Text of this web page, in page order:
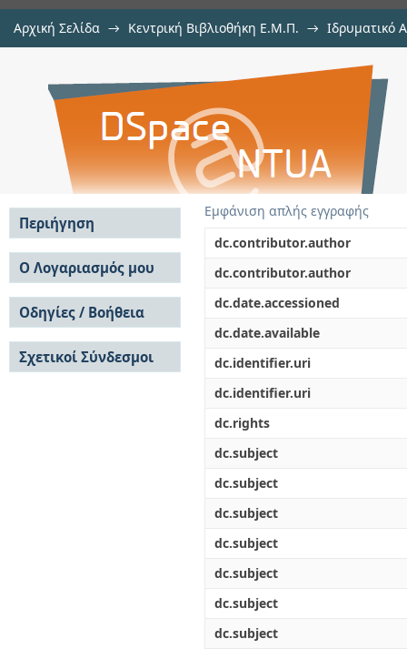
Αρχική Σελίδα → Κεντρική Βιβλιοθήκη Ε.Μ.Π. → Ιδρυματικό
Δομή λεπτών πολυμερικών
με περιδίνηση
Εμφάνιση απλής εγγραφής
dc.contributor.author
dc.contributor.author
dc.date.accessioned
dc.date.available
dc.identifier.uri
dc.identifier.uri
dc.rights
dc.subject
dc.subject
dc.subject
dc.subject
dc.subject
dc.subject
dc.subject
Περιήγηση
Σε όλο το DSpace
Κοινότητες & Συλλογές
Ανά Ημερομηνία
Έκδοσης
Συγγραφείς
Τίτλοι
Θέματα
Ο Λογαριασμός μου
Σύνδεση
Εγγραφή
Οδηγίες / Βοήθεια
Οδηγίες Υποβολής
Οδηγίες Χρήσης ΙΑ
Συχνές Ερωτήσεις
Σχετικοί Σύνδεσμοι